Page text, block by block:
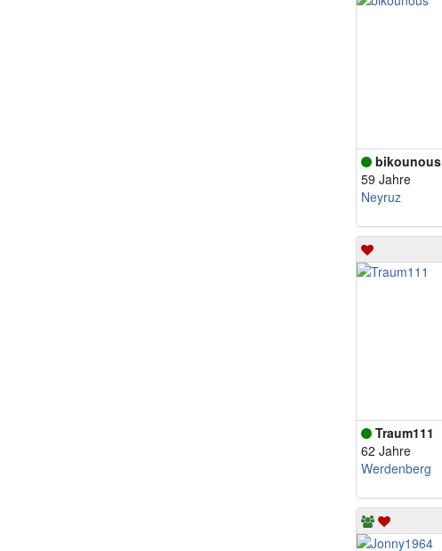
bikounous
59 Jahre
Neyruz
Traum111
62 Jahre
Werdenberg